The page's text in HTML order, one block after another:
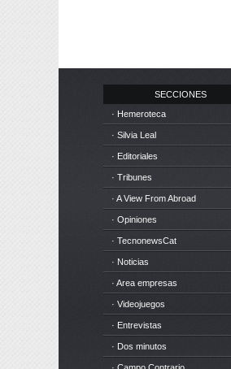
SECCIONES
· Hemeroteca
· Silvia Leal
· Editoriales
· Tribunes
· A View From Abroad
· Opiniones
· TecnonewsCat
· Noticias
· Area empresas
· Videojuegos
· Entrevistas
· Dos minutos